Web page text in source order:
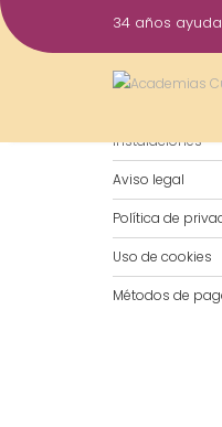
Saltar
al
34 años
Instalaciones
Aviso legal
Política de
Uso de cookies
Métodos de